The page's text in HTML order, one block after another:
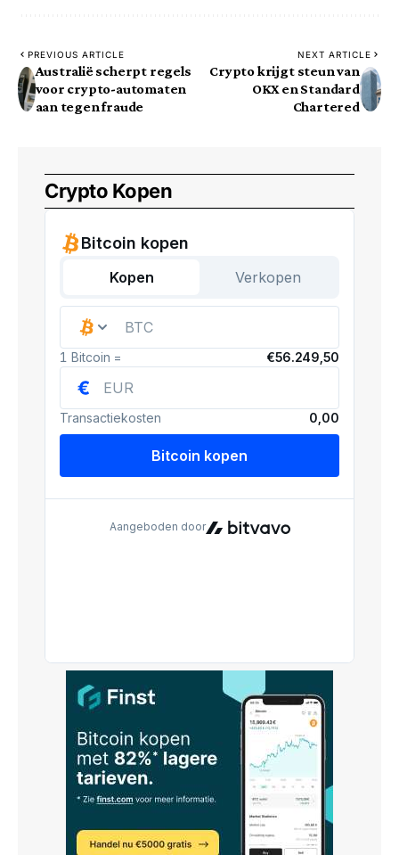
PREVIOUS ARTICLE
Australië scherpt regels
voor crypto-automaten
aan tegen fraude
NEXT ARTICLE
Crypto krijgt steun van
OKX en Standard
Chartered
Crypto Kopen